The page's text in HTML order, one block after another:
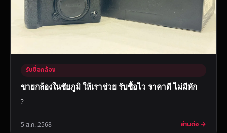
รับซื้อกล้อง
ขายกล้องในชัยภูมิ ให้เราช่วย รับซื้อไว ราคาดี ไม่มีหัก
?
5 ส.ค. 2568 อ่านต่อ →